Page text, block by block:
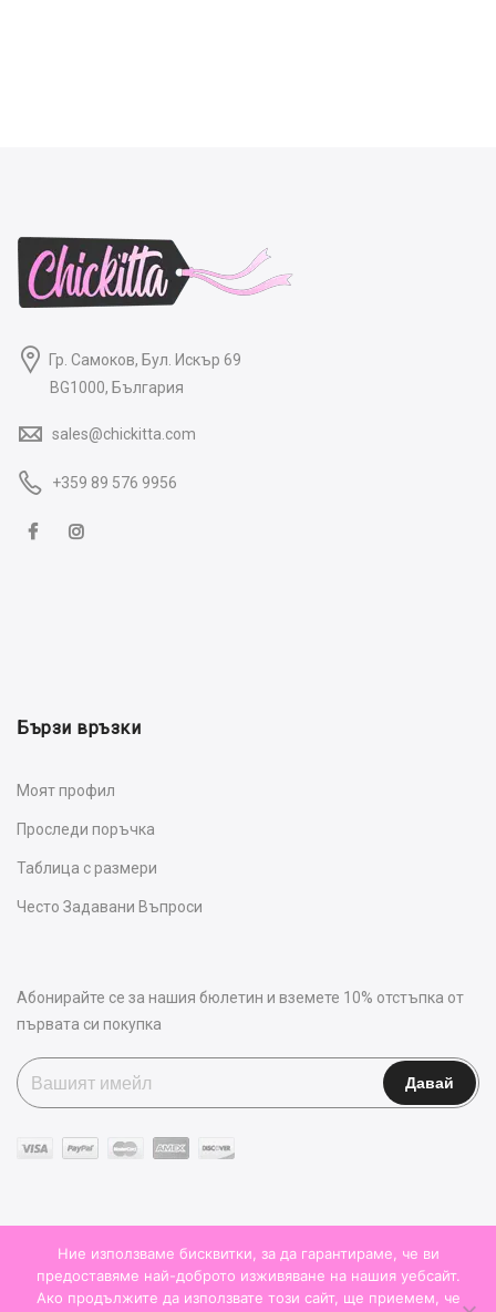
Гр. Самоков, Бул. Искър 69
BG1000, България
sales@chickitta.com
+359 89 576 9956
Бързи връзки
Моят профил
Проследи поръчка
Таблица с размери
Често Задавани Въпроси
Абонирайте се за нашия бюлетин и вземете 10% отстъпка от
първата си покупка
© 2025Бутик Chickitta.Всички права запазени. Изработка
Ние използваме бисквитки, за да гарантираме, че ви
предоставяме най-доброто изживяване на нашия уебсайт.
Ако продължите да използвате този сайт, ще приемем, че